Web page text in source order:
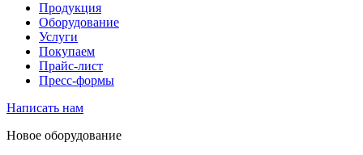
Продукция
Оборудование
Услуги
Покупаем
Прайс-лист
Пресс-формы
Написать нам
Новое оборудование